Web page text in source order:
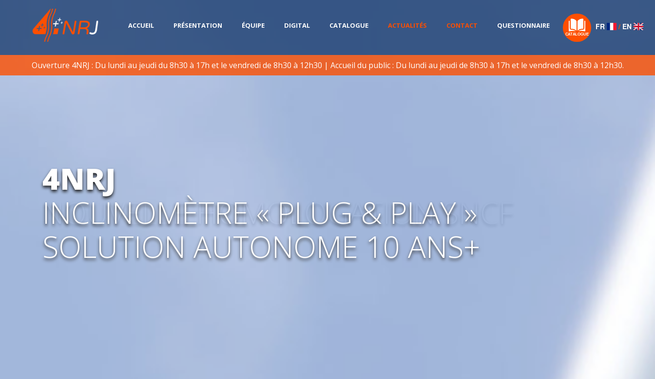
ACCUEIL PRÉSENTATION ÉQUIPE DIGITAL CATALOGUE ACTUALITÉS CONTACT QUESTIONNAIRE FR / EN
Ouverture 4NRJ : Du lundi au jeudi du 8h30 à 17h et le vendredi de 8h30 à 12h30 | Accueil du public : Du lundi au jeudi de 8h30 à 17h et le vendredi de 8h30 à 12h30.
4NRJ
NOUVELLE HOMOLOGATION SNCF